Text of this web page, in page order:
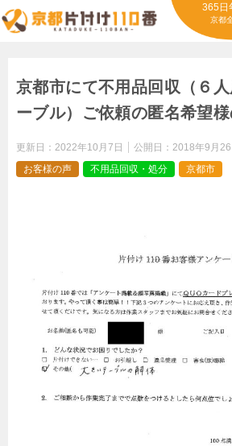
365日
京都
京都市にて不用品回収（６
ーブル）ご依頼の匿名希望
更新日： 2022年10月7日 公開日： 2018年9月26
お客様の声
不用品回収・処分 京都市